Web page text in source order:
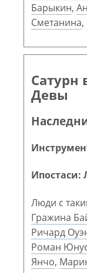
Барыкин,
Сметанина,
Сатурн
Девы
Ипостаси:
Люди с
Гражина
Ричард
Роман
Янчо,